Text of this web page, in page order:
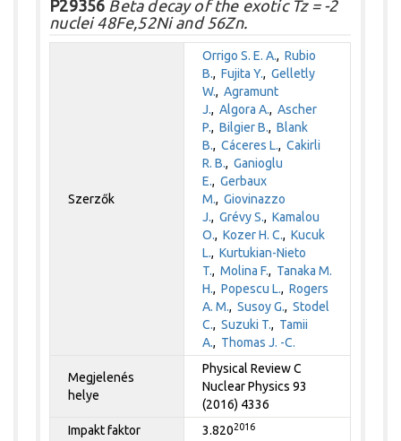
P29356 Beta decay of the exotic Tz = -2
nuclei 48Fe,52Ni and 56Zn.
Szerzők
Orrigo S. E. A.,Rubio
B.,Fujita Y.,Gelletly
W.,Agramunt
J.,Algora A.,Ascher
P.,Bilgier B.,Blank
B.,Cáceres L.,Cakirli
R. B.,Ganioglu
E.,Gerbaux
M.,Giovinazzo
J.,Grévy S.,Kamalou
O.,Kozer H. C.,Kucuk
L.,Kurtukian-Nieto
T.,Molina F., Tanaka M.
H.,Popescu L.,Rogers
A. M.,Susoy G.,Stodel
C.,Suzuki T., Tamii
A., Thomas J. -C.
Megjelenés
helye
Physical Review C
Nuclear Physics 93
(2016) 4336
Impakt faktor
3.8202016